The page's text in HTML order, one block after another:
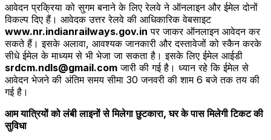
आवेदन प्रक्रिया को सुगम बनाने के लिए रेलवे ने ऑनलाइन और ईमेल दोनों
विकल्प दिए हैं। आवेदक उत्तर रेलवे की आधिकारिक वेबसाइट
www.nr.indianrailways.gov.in पर जाकर ऑनलाइन आवेदन कर
सकते हैं। इसके अलावा, आवश्यक जानकारी और दस्तावेजों को स्कैन करके
सीधे ईमेल के माध्यम से भी भेजा जा सकता है। इसके लिए ईमेल आईडी
srdcm.ndls@gmail.com जारी की गई है। ध्यान रहे कि ईमेल से
आवेदन भेजने की अंतिम समय सीमा 30 जनवरी की शाम 6 बजे तक तय की
गई है।
आम यात्रियों को लंबी लाइनों से मिलेगा छुटकारा, घर के पास मिलेगी टिकट की
सुविधा